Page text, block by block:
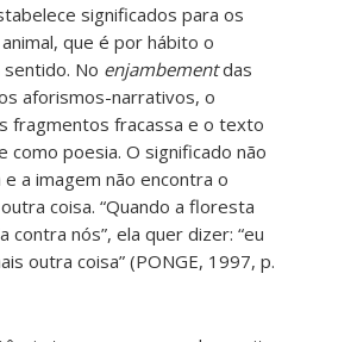
significados para os
que é por hábito o
No enjambementdas
aforismos-narrativos, o
fragmentos fracassa e o texto
como poesia. O significado não
a imagem não encontra o
coisa. “Quando a floresta
contra nós”, ela quer dizer: “eu
outra coisa” (PONGE, 1997, p.